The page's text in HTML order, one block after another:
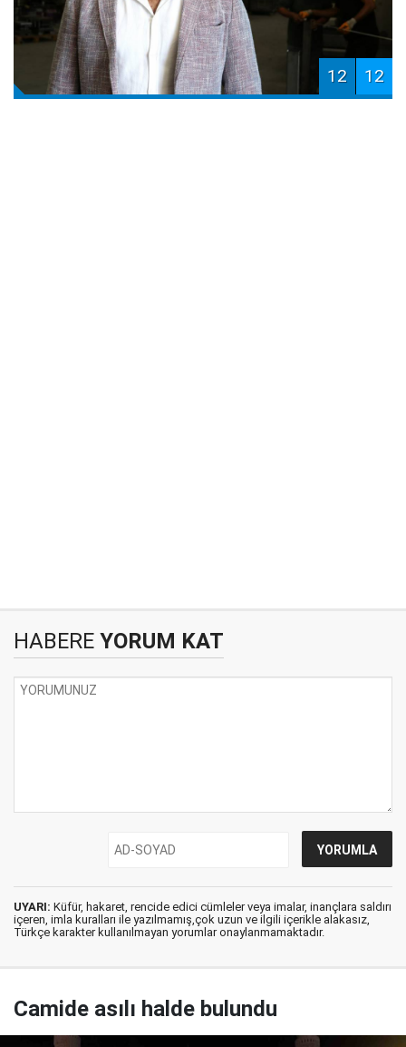
12 12
HABERE YORUM KAT
UYARI: Küfür, hakaret, rencide edici cümleler veya imalar, inançlara saldırı
içeren, imla kuralları ile yazılmamış,çok uzun ve ilgili içerikle alakasız,
Türkçe karakter kullanılmayan yorumlar onaylanmamaktadır.
Camide asılı halde bulundu